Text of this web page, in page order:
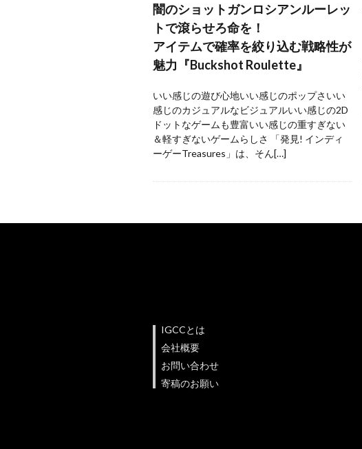
闇のショットガンロシアンルーレッ
トで滾らせろ命を！
アイテムで確率を絞り込む戦略性が
魅力『Buckshot Roulette』
いい感じの遊び心地いい感じのポップさいい
感じのカジュアルなビジュアルいい感じの2D
ドットなゲームも豊富いい感じの重すぎない
＆軽すぎないゲームらしさ 「発見! インディ
ーゲーTreasures」は、そん[…]
IGCCとは
会社概要
お問い合わせ
寄稿のお願い